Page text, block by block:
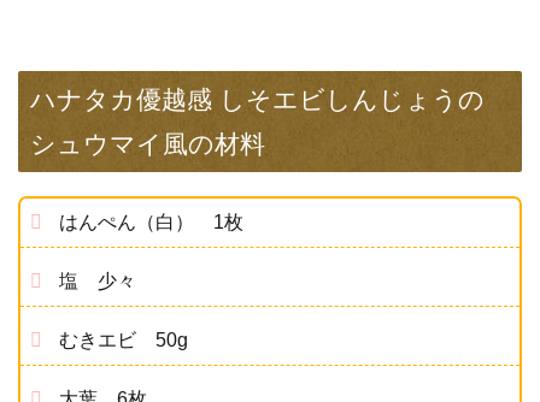
ハナタカ優越感 しそエビしんじょうの
シュウマイ風の材料
はんぺん（白） 1枚
塩 少々
むきエビ 50g